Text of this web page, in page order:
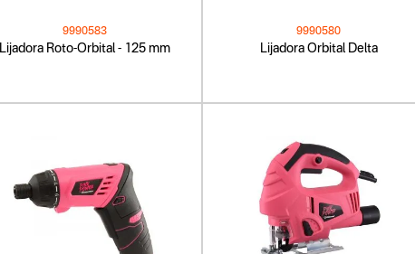
Lijadora Roto-Orbital - 125 mm
9990583
Lijadora Orbital Delta
9990580